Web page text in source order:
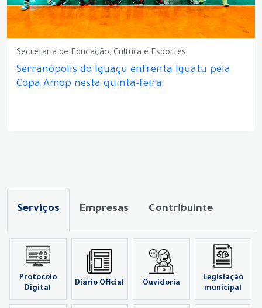
Secretaria de Educação, Cultura e Esportes
Serranópolis do Iguaçu enfrenta Iguatu pela
Copa Amop nesta quinta-feira
Serviços Empresas Contribuinte
Protocolo
Digital
Diário Oficial Ouvidoria
Legislação
municipal